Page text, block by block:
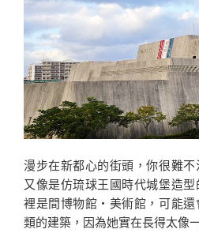
漫步在新都心的街頭，你很難
又像是仿琉球王國時代城堡造
裡是間博物館‧美術館，可能還
類的建築，因為她實在長得太像